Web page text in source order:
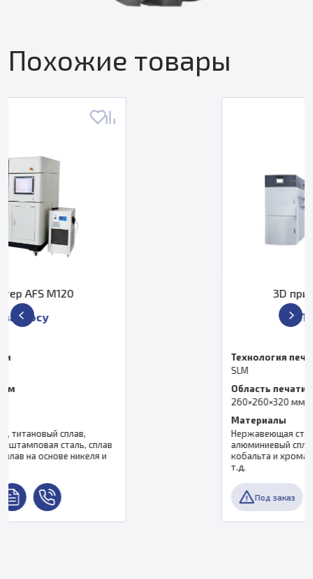
Похожие товары
Нержавеющая сталь, титановый сплав,
алюминиевый сплав, штамповая сталь, сплав
кобальта и хрома, сплав на основе никеля и